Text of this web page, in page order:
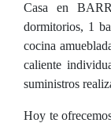
Casa en
dormitorios, 1
cocina
caliente
suministros
Hoy te